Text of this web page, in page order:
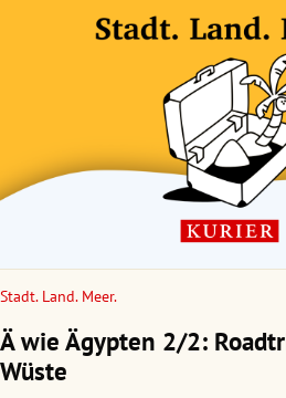
Untermenü
Stadt. Land. Meer.
Ä wie Ägypten 2/2:
Wüste